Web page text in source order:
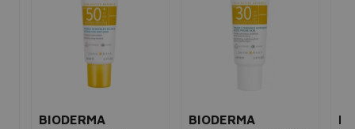
BIODERMA
BIODERMA